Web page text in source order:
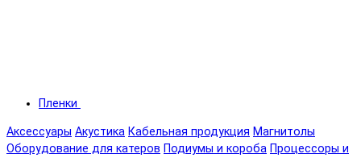
Пленки
Аксессуары Акустика Кабельная продукция Магнитолы
Оборудование для катеров Подиумы и короба Процессоры и